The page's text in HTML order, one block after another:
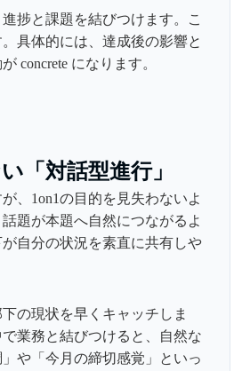
捗と課題を結びつけます。こ
具体的には、達成後の影響と
concrete になります。
「対話型進行」
、1on1の目的を見失わないよ
題が本題へ自然につながるよ
自分の状況を素直に共有しや
の現状を早くキャッチしま
業務と結びつけると、自然な
や「今月の締切感覚」といっ